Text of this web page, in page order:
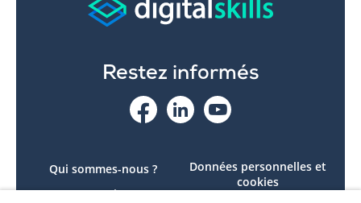
Restez informés
Qui sommes-nous ?
Le projet
Données personnelles et
cookies